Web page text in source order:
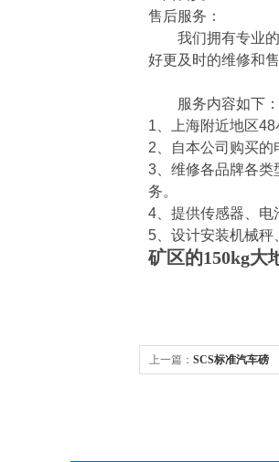
售后服务：
我们拥有专业的
好更及时的维修和
服务内容如下：
1 、上海附近地区48
2 、自本公司购买
3 、维修各品牌各
务。
4 、提供传感器、
5 、设计安装机械
矿区的150kg大
上一篇： SCS标准汽车磅